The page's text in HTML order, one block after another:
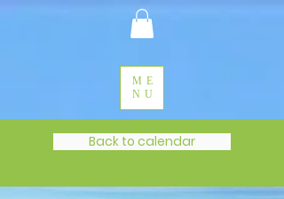
ME
NU
Back to calendar